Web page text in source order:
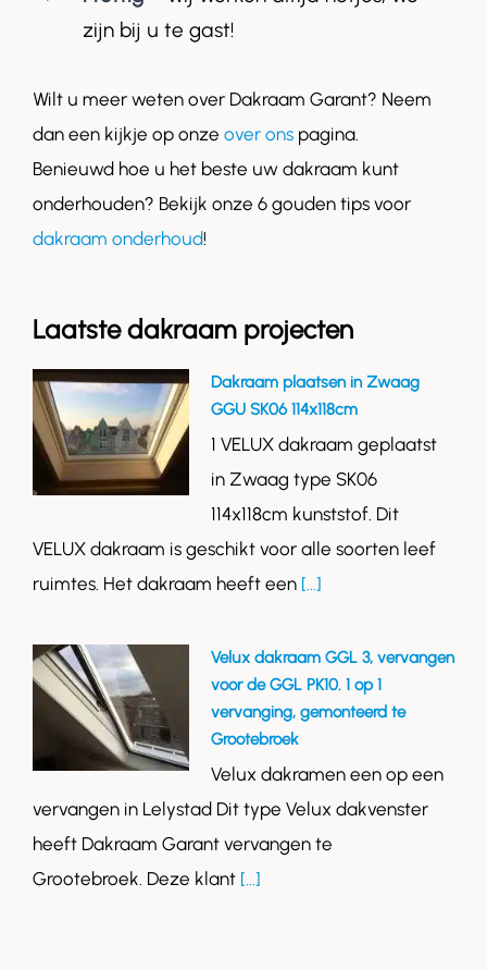
zijn bij u te gast!
Wilt u meer weten over Dakraam Garant? Neem
dan een kijkje op onze over ons pagina.
Benieuwd hoe u het beste uw dakraam kunt
onderhouden? Bekijk onze 6 gouden tips voor
dakraam onderhoud!
Laatste dakraam projecten
Dakraam plaatsen in Zwaag
GGU SK06 114x118cm
1 VELUX dakraam geplaatst
in Zwaag type SK06
114x118cm kunststof. Dit
VELUX dakraam is geschikt voor alle soorten leef
ruimtes. Het dakraam heeft een [...]
Velux dakraam GGL 3, vervangen
voor de GGL PK10. 1 op 1
vervanging, gemonteerd te
Grootebroek
Velux dakramen een op een
vervangen in Lelystad Dit type Velux dakvenster
heeft Dakraam Garant vervangen te
Grootebroek. Deze klant [...]